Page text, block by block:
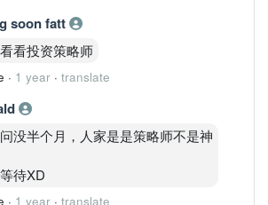
soon fatt
看投资策略师
· 1 year · translate
没半个月，人家是是策略师不是神
待XD
· 1 year · translate